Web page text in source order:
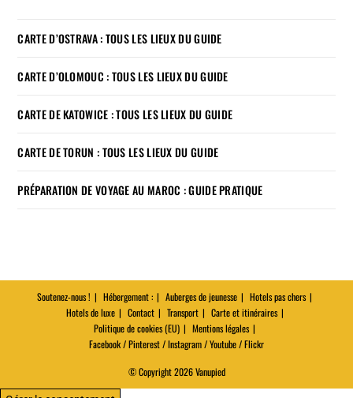
CARTE D’OSTRAVA : TOUS LES LIEUX DU GUIDE
CARTE D’OLOMOUC : TOUS LES LIEUX DU GUIDE
CARTE DE KATOWICE : TOUS LES LIEUX DU GUIDE
CARTE DE TORUN : TOUS LES LIEUX DU GUIDE
PRÉPARATION DE VOYAGE AU MAROC : GUIDE PRATIQUE
Soutenez-nous ! Hébergement : Auberges de jeunesse
Hotels pas chers
Hotels de luxe
Contact Transport
Carte et itinéraires
Politique de cookies (EU)
Mentions légales
Facebook / Pinterest / Instagram / Youtube / Flickr
© Copyright 2026 Vanupied